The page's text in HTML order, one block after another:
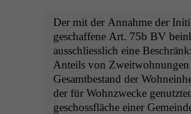
Der mit der Annahme der
geschaf­fene Art. 75b BV
auss­chliesslich eine
Anteils von Zweit­woh­nun­gen
Gesamtbe­stand der
der für Wohnzwecke
geschoss­fläche ein­er